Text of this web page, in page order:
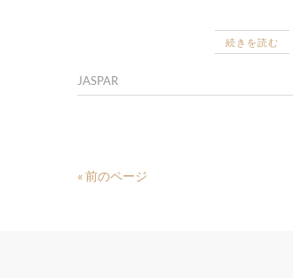
続きを読む
JASPAR
« 前のページ